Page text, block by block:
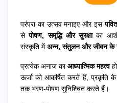
परंपरा का उत्सव मनाइए और इस
सेपोषण, समृद्धि और सुरक्षाका
संस्कृति मेंअन्न, संतुलन और जीवन के
प्रत्येक अनाज काआध्यात्मिक महत्व
ऊर्जा को आकर्षित करते हैं, प्रकृति
तक भरण-पोषण सुनिश्चित करते हैं।